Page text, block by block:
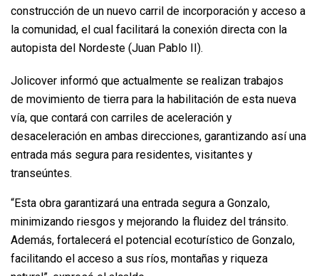
construcción de un nuevo carril de incorporación y acceso a
la comunidad, el cual facilitará la conexión directa con la
autopista del Nordeste (Juan Pablo II).
Jolicover informó que actualmente se realizan trabajos
de movimiento de tierra para la habilitación de esta nueva
vía, que contará con carriles de aceleración y
desaceleración en ambas direcciones, garantizando así una
entrada más segura para residentes, visitantes y
transeúntes.
“Esta obra garantizará una entrada segura a Gonzalo,
minimizando riesgos y mejorando la fluidez del tránsito.
Además, fortalecerá el potencial ecoturístico de Gonzalo,
facilitando el acceso a sus ríos, montañas y riqueza